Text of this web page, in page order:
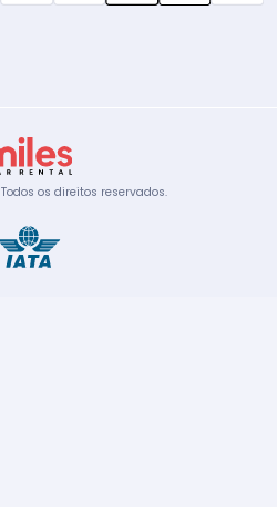
Todos os direitos reservados.